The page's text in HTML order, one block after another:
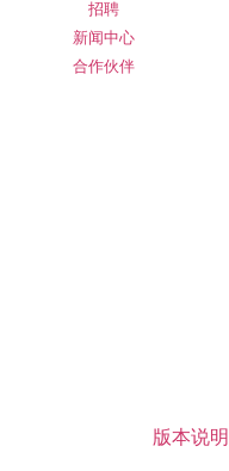
招聘
新闻中心
合作伙伴
版本说明